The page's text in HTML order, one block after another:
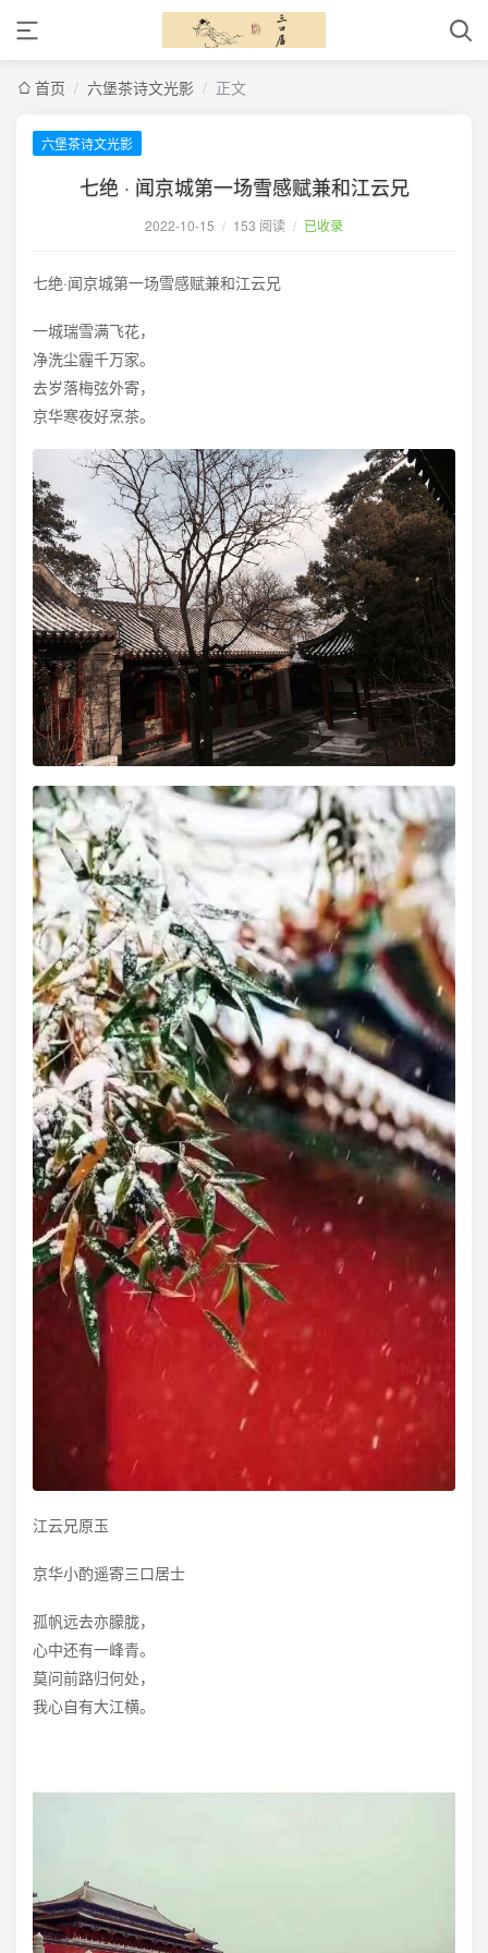
首页 / 六堡茶诗文光影 / 正文
六堡茶诗文光影
七绝 · 闻京城第一场雪感赋兼和江云兄
2022-10-15 / 153 阅读 / 已收录
七绝·闻京城第一场雪感赋兼和江云兄
一城瑞雪满飞花，
净洗尘霾千万家。
去岁落梅弦外寄，
京华寒夜好烹茶。
江云兄原玉
京华小酌遥寄三口居士
孤帆远去亦朦胧，
心中还有一峰青。
莫问前路归何处，
我心自有大江横。